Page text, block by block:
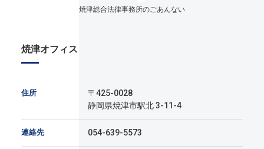
焼津総合法律事務所のごあんない
焼津オフィス
住所
〒425-0028
静岡県焼津市駅北 3-11-4
連絡先 054-639-5573